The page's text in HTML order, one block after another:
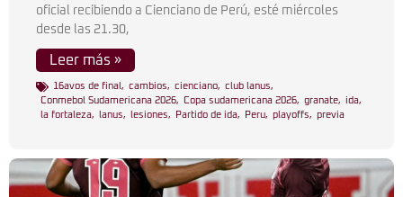
oficial recibiendo a Cienciano de Perú, esté miércoles
desde las 21.30,
Leer más »
16avos de final , cambios, cienciano, club lanus,
Conmebol Sudamericana 2026, Copa sudamericana 2026, granate, ida,
la fortaleza, lanus, lesiones, Partido de ida, Peru, playoffs, previa